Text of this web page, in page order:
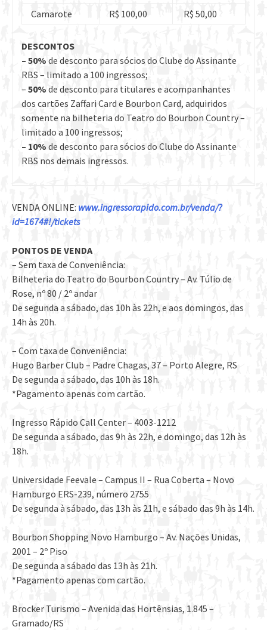
Camarote
R$ 100,00 R$ 50,00
DESCONTOS
– 50% de desconto para sócios do Clube do Assinante
RBS – limitado a 100 ingressos;
– 50% de desconto para titulares e acompanhantes
dos cartões Zaffari Card e Bourbon Card, adquiridos
somente na bilheteria do Teatro do Bourbon Country –
limitado a 100 ingressos;
– 10% de desconto para sócios do Clube do Assinante
RBS nos demais ingressos.
VENDA ONLINE: www.ingressorapido.com.br/venda/?
id=1674#!/tickets
PONTOS DE VENDA
– Sem taxa de Conveniência:
Bilheteria do Teatro do Bourbon Country – Av. Túlio de
Rose, nº 80 / 2º andar
De segunda a sábado, das 10h às 22h, e aos domingos, das
14h às 20h.
– Com taxa de Conveniência:
Hugo Barber Club – Padre Chagas, 37 – Porto Alegre, RS
De segunda a sábado, das 10h às 18h.
*Pagamento apenas com cartão.
Ingresso Rápido Call Center – 4003-1212
De segunda a sábado, das 9h às 22h, e domingo, das 12h às
18h.
Universidade Feevale – Campus II – Rua Coberta – Novo
Hamburgo ERS-239, número 2755
De segunda à sábado, das 13h às 21h, e sábado das 9h às 14h.
Bourbon Shopping Novo Hamburgo – Av. Nações Unidas,
2001 – 2º Piso
De segunda a sábado das 13h às 21h.
*Pagamento apenas com cartão.
Brocker Turismo – Avenida das Hortênsias, 1.845 –
Gramado/RS